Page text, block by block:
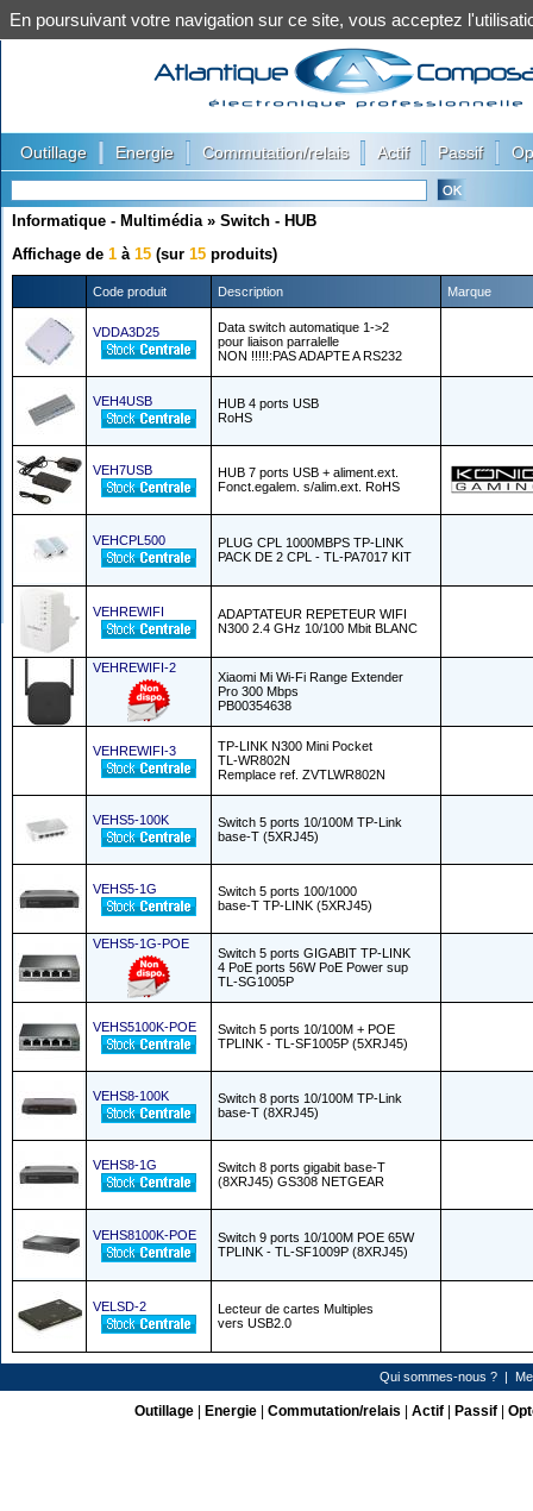
Outillage Energie Commutation/relais Actif Passif
Informatique - Multimédia» Switch - HUB
Affichage de 1 à 15 (sur 15 produits)
Code produit Description Marque
VDDA3D25
Data switch automatique 1->2
pour liaison parralelle
NON !!!!!:PAS ADAPTE A RS232
VEH4USB
HUB 4 ports USB
RoHS
VEH7USB
HUB 7 ports USB + aliment.ext.
Fonct.egalem. s/alim.ext. RoHS
VEHCPL500
PLUG CPL 1000MBPS TP-LINK
PACK DE 2 CPL - TL-PA7017 KIT
VEHREWIFI
ADAPTATEUR REPETEUR WIFI
N300 2.4 GHz 10/100 Mbit BLANC
VEHREWIFI-2
Xiaomi Mi Wi-Fi Range Extender
Pro 300 Mbps
PB00354638
VEHREWIFI-3
TP-LINK N300 Mini Pocket
TL-WR802N
Remplace ref. ZVTLWR802N
VEHS5-100K
Switch 5 ports 10/100M TP-Link
base-T (5XRJ45)
VEHS5-1G
Switch 5 ports 100/1000
base-T TP-LINK (5XRJ45)
VEHS5-1G-POE
Switch 5 ports GIGABIT TP-LINK
4 PoE ports 56W PoE Power sup
TL-SG1005P
VEHS5100K-POE
Switch 5 ports 10/100M + POE
TPLINK - TL-SF1005P (5XRJ45)
VEHS8-100K
Switch 8 ports 10/100M TP-Link
base-T (8XRJ45)
VEHS8-1G
Switch 8 ports gigabit base-T
(8XRJ45) GS308 NETGEAR
VEHS8100K-POE
Switch 9 ports 10/100M POE 65W
TPLINK - TL-SF1009P (8XRJ45)
VELSD-2
Lecteur de cartes Multiples
vers USB2.0
Qui sommes-nous ? |
Outillage| Energie| Commutation/relais Actif| Passif|
En poursuivant votre navigation sur ce site, vous acceptez